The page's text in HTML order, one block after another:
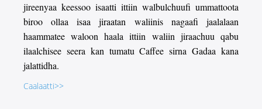
jireenyaa keessoo isaatti ittiin walbulchuufi ummattoota
biroo ollaa isaa jiraatan waliinis nagaafi jaalalaan
haammatee waloon haala ittiin waliin jiraachuu qabu
ilaalchisee seera kan tumatu Caffee sirna Gadaa kana
jalattidha.
Caalaatti>>